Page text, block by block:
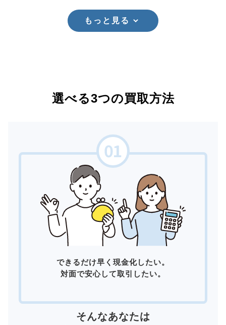
もっと見る
選べる3つの買取方法
できるだけ早く現金化したい。
対面で安心して取引したい。
そんなあなたは